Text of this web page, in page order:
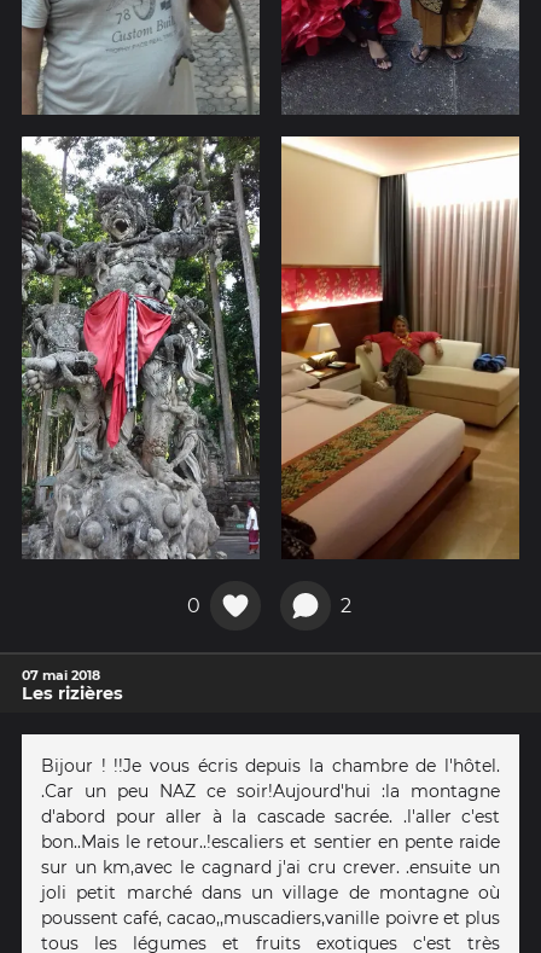
0 2
07 mai 2018
Les rizières
Bijour ! !!Je vous écris depuis la chambre de l'hôtel.
.Car un peu NAZ ce soir!Aujourd'hui :la montagne
d'abord pour aller à la cascade sacrée. .l'aller c'est
bon..Mais le retour..!escaliers et sentier en pente raide
sur un km,avec le cagnard j'ai cru crever. .ensuite un
joli petit marché dans un village de montagne où
poussent café, cacao,,muscadiers,vanille poivre et plus
tous les légumes et fruits exotiques c'est très